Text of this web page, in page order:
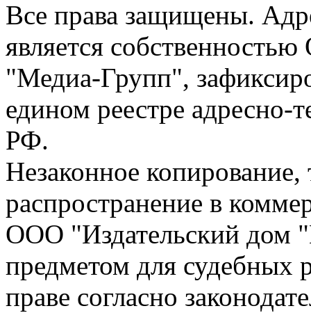
Все права защищены.
является
"Медиа-Групп",
едином реестре адресно-
РФ.
Незаконное
распространение в
ООО "Издательский дом
предметом для судебных
праве согласно